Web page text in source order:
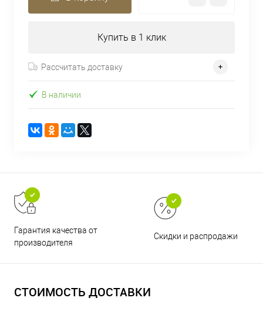
Купить в 1 клик
Рассчитать доставку
В наличии
Гарантия качества от
производителя
Скидки и распродажи
СТОИМОСТЬ ДОСТАВКИ